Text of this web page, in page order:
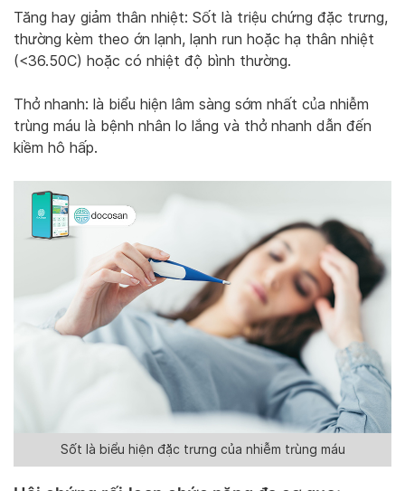
Tăng hay giảm thân nhiệt: Sốt là triệu chứng đặc trưng,
thường kèm theo ớn lạnh, lạnh run hoặc hạ thân nhiệt
(<36.50C) hoặc có nhiệt độ bình thường.
Thở nhanh: là biểu hiện lâm sàng sớm nhất của nhiễm
trùng máu là bệnh nhân lo lắng và thở nhanh dẫn đến
kiềm hô hấp.
Sốt là biểu hiện đặc trưng của nhiễm trùng máu